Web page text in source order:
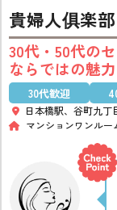
貴婦人俱楽
30代・50代の
ならではの魅
30代歓迎
日本橋駅、谷町九丁
マンションワンルー